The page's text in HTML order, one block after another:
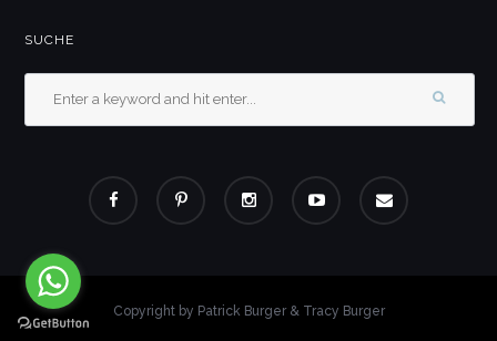
SUCHE
Copyright by Patrick Burger & Tracy Burger